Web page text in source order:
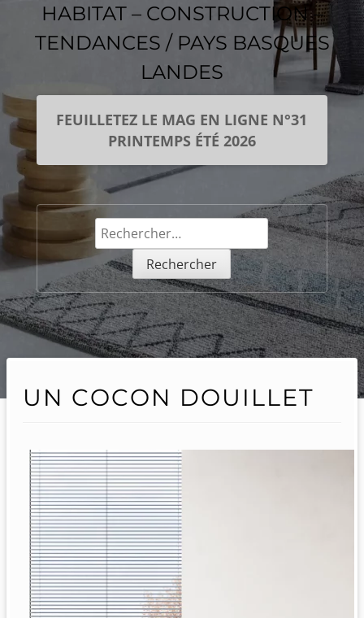
HABITAT – CONSTRUCTION –
TENDANCES / PAYS BASQUES
LANDES
FEUILLETEZ LE MAG EN LIGNE N°31
PRINTEMPS ÉTÉ 2026
Rechercher :
UN COCON DOUILLET